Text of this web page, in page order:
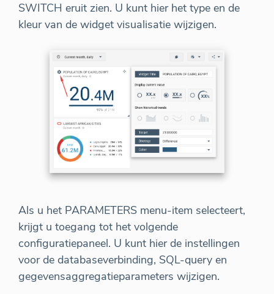
SWITCH eruit zien. U kunt hier het type en de
kleur van de widget visualisatie wijzigen.
Als u het PARAMETERS menu-item selecteert,
krijgt u toegang tot het volgende
configuratiepaneel. U kunt hier de instellingen
voor de databaseverbinding, SQL-query en
gegevensaggregatieparameters wijzigen.